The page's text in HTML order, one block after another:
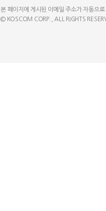
본 페이지에 게시된 이메일 주소가 자동으
© KOSCOM CORP., ALL RIGHTS